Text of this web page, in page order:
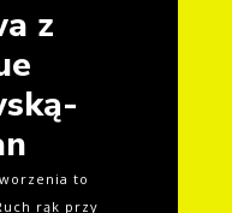
z
to
rąk przy